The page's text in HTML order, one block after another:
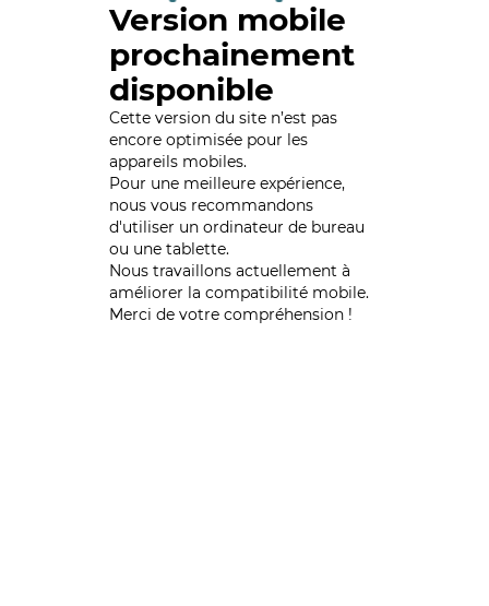
Version mobile
prochainement
disponible
Cette version du site n’est pas
encore optimisée pour les
appareils mobiles.
Pour une meilleure expérience,
nous vous recommandons
d'utiliser un ordinateur de bureau
ou une tablette.
Nous travaillons actuellement à
améliorer la compatibilité mobile.
Merci de votre compréhension !